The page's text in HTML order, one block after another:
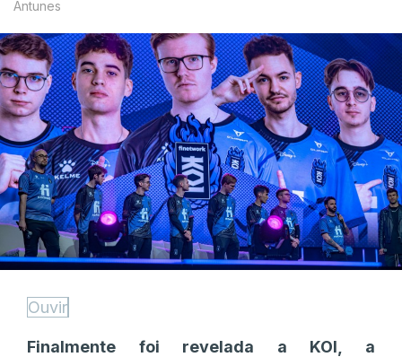
Antunes
Ouvir
Finalmente foi revelada a KOI, a